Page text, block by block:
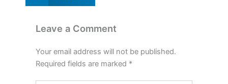
Leave a Comment
Your email address will not be published.
Required fields are marked *